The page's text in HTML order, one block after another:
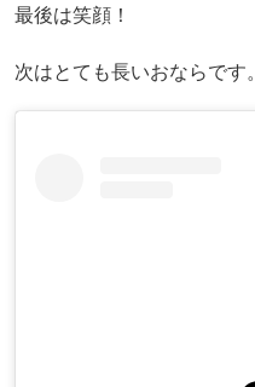
最後は笑顔！
次はとても長いおならです。